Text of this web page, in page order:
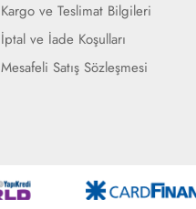
Kargo ve Teslimat Bilgileri
İptal ve İade Koşulları
Mesafeli Satış Sözleşmesi